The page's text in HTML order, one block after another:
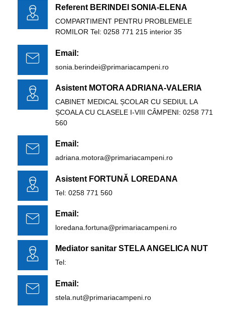
Referent BERINDEI SONIA-ELENA
COMPARTIMENT PENTRU PROBLEMELE
ROMILOR Tel: 0258 771 215 interior 35
Email:
sonia.berindei@primariacampeni.ro
Asistent MOTORA ADRIANA-VALERIA
CABINET MEDICAL ȘCOLAR CU SEDIUL LA
ȘCOALA CU CLASELE I-VIII CÂMPENI: 0258 771
560
Email:
adriana.motora@primariacampeni.ro
Asistent FORTUNĂ LOREDANA
Tel: 0258 771 560
Email:
loredana.fortuna@primariacampeni.ro
Mediator sanitar STELA ANGELICA NUT
Tel:
Email:
stela.nut@primariacampeni.ro